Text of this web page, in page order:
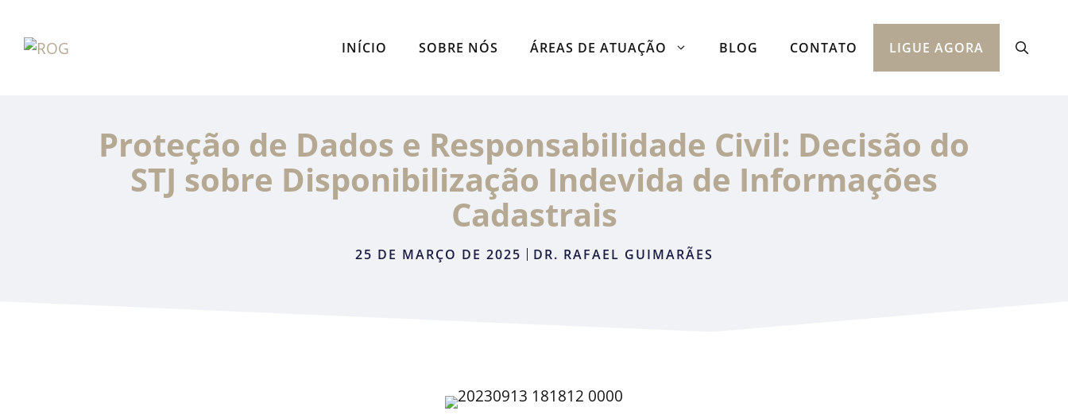
para
INÍCIO SOBRE NÓS ÁREAS DE ATUAÇÃO BLOG CONTATO LIGUE AGORA
Proteção de Dados e Responsabilidade Civil: Decisão do
STJ sobre Disponibilização Indevida de Informações
Cadastrais
25 DE MARÇO DE 2025 DR. RAFAEL GUIMARÃES